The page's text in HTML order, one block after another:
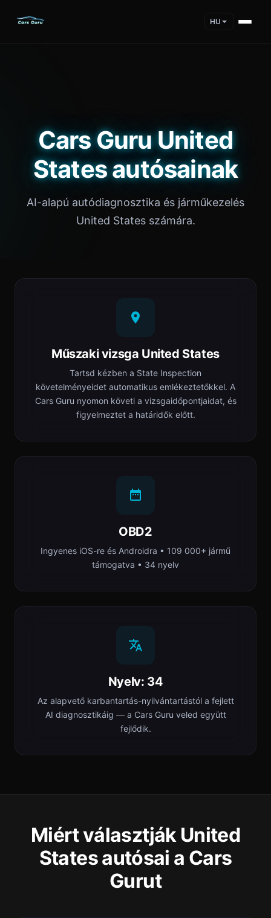
HU
Cars Guru United
States autósainak
AI-alapú autódiagnosztika és járműkezelés
United States számára.
Műszaki vizsga United States
Tartsd kézben a State Inspection
követelményeidet automatikus emlékeztetőkkel. A
Cars Guru nyomon követi a vizsgaidőpontjaidat, és
figyelmeztet a határidők előtt.
OBD2
Ingyenes iOS-re és Androidra • 109 000+ jármű
támogatva • 34 nyelv
Nyelv: 34
Az alapvető karbantartás-nyilvántartástól a fejlett
AI diagnosztikáig — a Cars Guru veled együtt
fejlődik.
Miért választják United
States autósai a Cars
Gurut